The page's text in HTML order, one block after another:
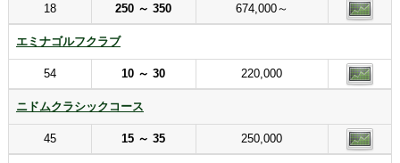
18 250 ～ 350 674,000～
エミナゴルフクラブ
54 10 ～ 30 220,000
ニドムクラシックコース
45 15 ～ 35 250,000